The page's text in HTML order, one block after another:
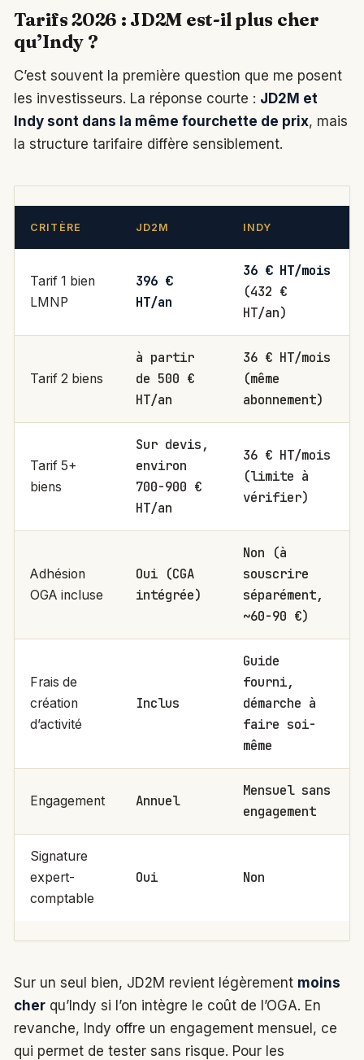
Tarifs 2026 : JD2M est-il plus cher
qu’Indy ?
C’est souvent la première question que me posent
les investisseurs. La réponse courte : JD2M et
Indy sont dans la même fourchette de prix, mais
la structure tarifaire diffère sensiblement.
CRITÈRE JD2M INDY
Tarif 1 bien
LMNP
396 €
HT/an
36 € HT/mois
(432 €
HT/an)
Tarif 2 biens
à partir
de 500 €
HT/an
36 € HT/mois
(même
abonnement)
Tarif 5+
biens
Sur devis,
environ
700-900 €
HT/an
36 € HT/mois
(limite à
vérifier)
Adhésion
OGA incluse
Oui (CGA
intégrée)
Non (à
souscrire
séparément,
~60-90 €)
Frais de
création
d’activité
Inclus
Guide
fourni,
démarche à
faire soi-
même
Engagement Annuel
Mensuel sans
engagement
Signature
expert-
comptable
Oui Non
Sur un seul bien, JD2M revient légèrement moins
cher qu’Indy si l’on intègre le coût de l’OGA. En
revanche, Indy offre un engagement mensuel, ce
qui permet de tester sans risque. Pour les